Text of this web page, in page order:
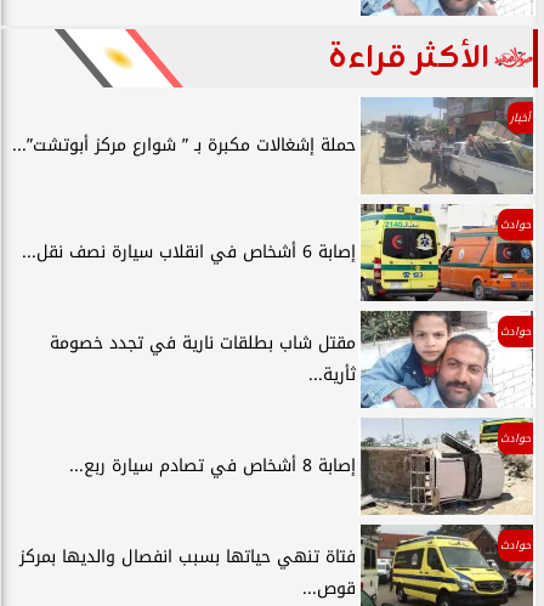
الأكثر قراءة
أخبار
حملة إشغالات مكبرة بـ ” شوارع مركز أبوتشت”...
حوادث
إصابة 6 أشخاص في انقلاب سيارة نصف نقل...
حوادث
مقتل شاب بطلقات نارية في تجدد خصومة
ثأرية...
حوادث
إصابة 8 أشخاص في تصادم سيارة ربع...
حوادث
فتاة تنهي حياتها بسبب انفصال والديها بمركز
قوص...